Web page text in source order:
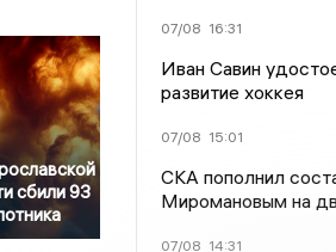
сбили 93
07/08 16:31
Иван Савин
развитие хоккея
07/08 15:01
СКА пополнил
Миромановым на
07/08 14:31